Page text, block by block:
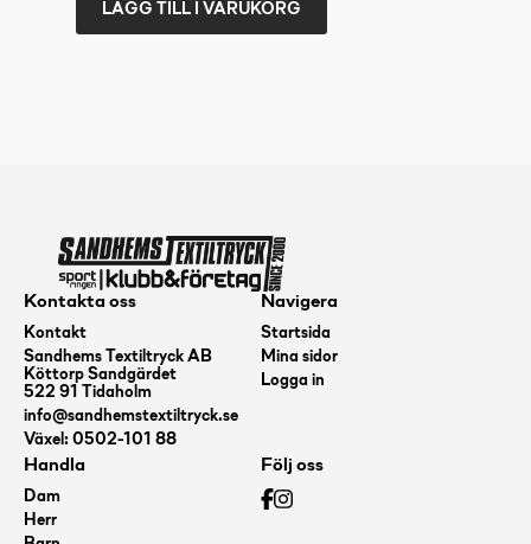
UMBRO
L
mängd
LÄGG TILL I VARUKORG
Kontakta oss
Kontakt
Sandhems Textiltryck AB
Köttorp Sandgärdet
522 91 Tidaholm
info@sandhemstextiltryck.se
Växel: 0502-101 88
Navigera
Startsida
Mina sidor
Logga in
Handla
Dam
Herr
Följ oss